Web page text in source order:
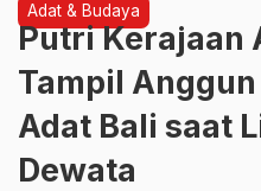
Adat & Budaya
Putri Kerajaan
Tampil
Adat Bali saat
Dewata